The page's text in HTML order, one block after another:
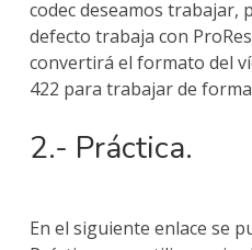
codec deseamos trabajar,
defecto trabaja con
convertirá el formato del
422 para trabajar de
2.- Práctica.
En el siguiente enlace se